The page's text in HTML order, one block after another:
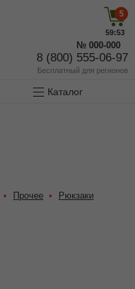
8 (800) 555-06-97
Бесплатный для регионов
5
59:53
№ 000-000
Каталог
Прочее
Рюкзаки